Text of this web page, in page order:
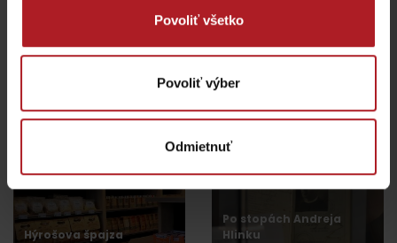
Povoliť všetko
Povoliť výber
Odmietnuť
Kultúra***
Ružomberok
Hýrošova špajza
Po stopách Andreja
Hlinku